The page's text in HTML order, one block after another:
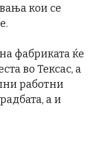
кои се
фабриката ќе
во Тексас, а
работни
а и